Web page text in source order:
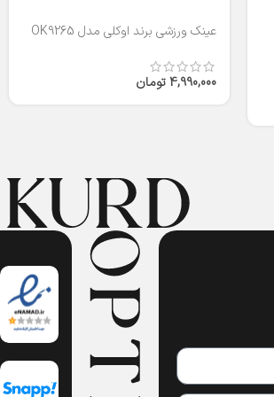
عینک ورزشی برند اوکلی مدل OK9265
4,990,000 تومان